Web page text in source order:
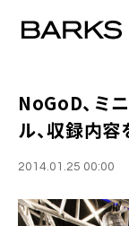
NoGoD、ミ
ル、収録内容
2014.01.25 00:00